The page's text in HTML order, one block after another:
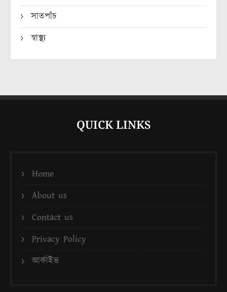
সাতপাঁচ
স্বাস্থ্য
QUICK LINKS
Home
About us
Contact us
Privacy Policy
আর্কাইভ